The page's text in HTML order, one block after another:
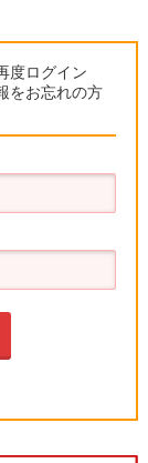
度ログイン
をお忘れの方